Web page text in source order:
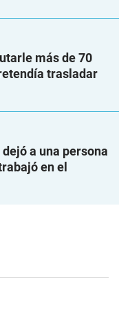
más de 70
trasladar
a una persona
en el